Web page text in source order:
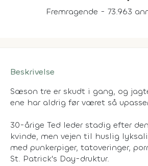
Fremragende - 73.963
Beskrivelse
Sæson tre er skudt i gang, og
ene har aldrig før været så
30-årige Ted leder stadig efter
kvinde, men vejen til huslig
med punkerpiger, tatoveringer,
St. Patrick's Day-druktur.